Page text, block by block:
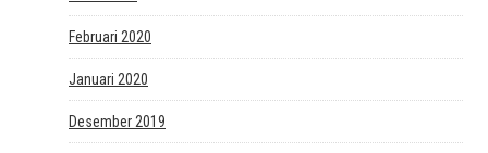
Februari 2020
Januari 2020
Desember 2019